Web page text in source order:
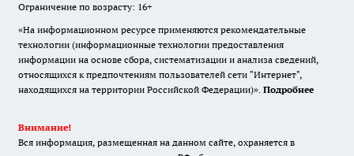
Ограничение по возрасту: 16+
«На информационном ресурсе применяются рекомендательные
технологии (информационные технологии предоставления
информации на основе сбора, систематизации и анализа сведений,
относящихся к предпочтениям пользователей сети "Интернет",
находящихся на территории Российской Федерации)». Подробнее
Внимание!
Вся информация, размещенная на данном сайте, охраняется в